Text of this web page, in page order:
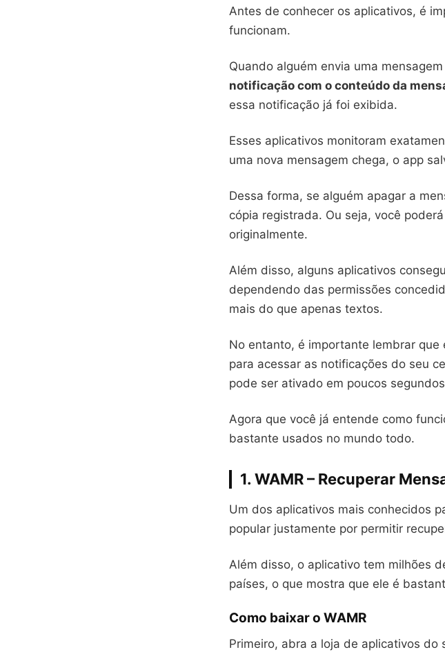
Antes de conhecer os aplicativos, é
funcionam.
Quando alguém envia uma
notificação com o conteúdo da
essa notificação já foi exibida.
Esses aplicativos monitoram
uma nova mensagem chega, o app
Dessa forma, se alguém apagar a
cópia registrada. Ou seja, você
originalmente.
Além disso, alguns aplicativos
dependendo das permissões
mais do que apenas textos.
No entanto, é importante lembrar
para acessar as notificações do seu
pode ser ativado em poucos
Agora que você já entende como
bastante usados no mundo todo.
1. WAMR – Recuperar
Um dos aplicativos mais conhecidos
popular justamente por permitir
Além disso, o aplicativo tem milhões
países, o que mostra que ele é
Como baixar o WAMR
Primeiro, abra a loja de aplicativos do